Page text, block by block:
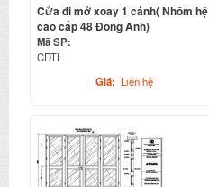
Cửa đi mở xoay 1 cánh( Nhôm hệ
cao cấp 48 Đông Anh)
Mã SP:
CDTL
Giá: Liên hệ